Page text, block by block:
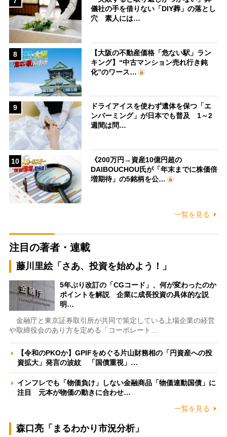
儀社の手を借りない「DIY葬」の落とし
穴 素人には…
8
【大阪の不動産価格「危ない駅」ラン
キング】“中古マンション売れ行き鈍
化”のワース…
9
ドライアイスを使わず遺体を保つ「エ
ンバーミング」が日本でも普及 1～2
週間は問…
10
《200万円→資産10億円超の
DAIBOUCHOU氏が「年末までに株価倍
増期待」の5銘柄を公…
一覧を見る
注目の著者・連載
藤川里絵「さあ、投資を始めよう！」
5年ぶり改訂の「CGコード」、何が変わったのか
ポイントを解説 企業に成長投資の具体的な説
明…
金融庁と東京証券取引所が共同で策定している上場企業の経営
や取締役会のあり方を定める「コーポレート…
【令和のPKOか】GPIFをめぐる片山財務相の「円資産への投
資拡大」発言の波紋 「国債重視」…
インフレでも「物価負け」しない金融商品「物価連動国債」に
注目 元本が物価の動きに合わせ…
一覧を見る
森口亮「まるわかり市況分析」